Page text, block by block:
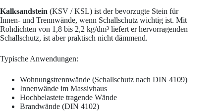
Kalksandstein (KSV / KSL) ist der bevorzugte Stein für
Innen- und Trennwände, wenn Schallschutz wichtig ist. Mit
Rohdichten von 1,8 bis 2,2 kg/dm³ liefert er hervorragenden
Schallschutz, ist aber praktisch nicht dämmend.
Typische Anwendungen:
Wohnungstrennwände (Schallschutz nach DIN 4109)
Innenwände im Massivhaus
Hochbelastete tragende Wände
Brandwände (DIN 4102)